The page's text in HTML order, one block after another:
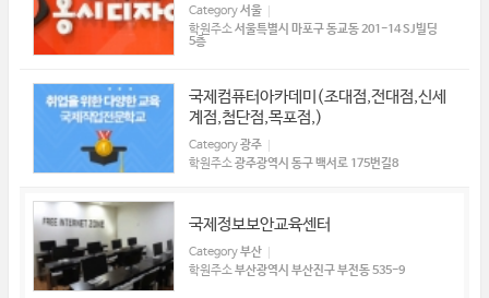
Category서울
학원주소서울특별시 마포구 동교동 201-14 SJ빌딩
5층
국제컴퓨터아카데미(조대점,전대점,신세
계점,첨단점,목포점,)
Category광주
학원주소광주광역시 동구 백서로 175번길8
국제정보보안교육센터
Category부산
학원주소부산광역시 부산진구 부전동 535-9